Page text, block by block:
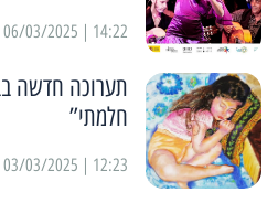
14:22 | 06/03/2025
תערוכה חדשה
חלמתי”
12:23 | 03/03/2025